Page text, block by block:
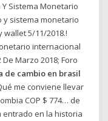
Sistema Monetario
y sistema monetario
5/11/2018.!
internacional
Marzo 2018; Foro
de cambio en brasil
me conviene llevar
COP $ 774… de
entrado en la historia